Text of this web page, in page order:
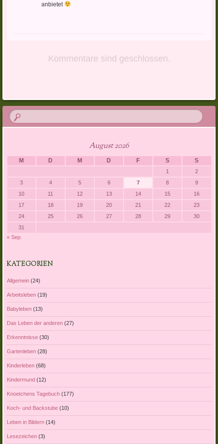
anbietet
Kommentare sind geschlossen.
August 2026
M D M D F S S
1
2
3
4 5 6 7 8
9
10
11 12 13 14 15
16
17
18 19 20 21 22
23
24
25 26 27 28 29
30
31
« Sep.
KATEGORIEN
Allgemein(24)
Arbeitsleben(19)
Babyleben(13)
Das Leben der anderen(27)
Erkenntnisse(30)
Gartenleben(28)
Kinderleben(68)
Kindermund(12)
Knoetchens Tagebuch(177)
Koch- und Backstube(10)
Leben in Bildern(14)
Lesezeichen(3)